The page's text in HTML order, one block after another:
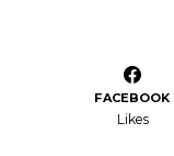
FACEBOOK
Likes